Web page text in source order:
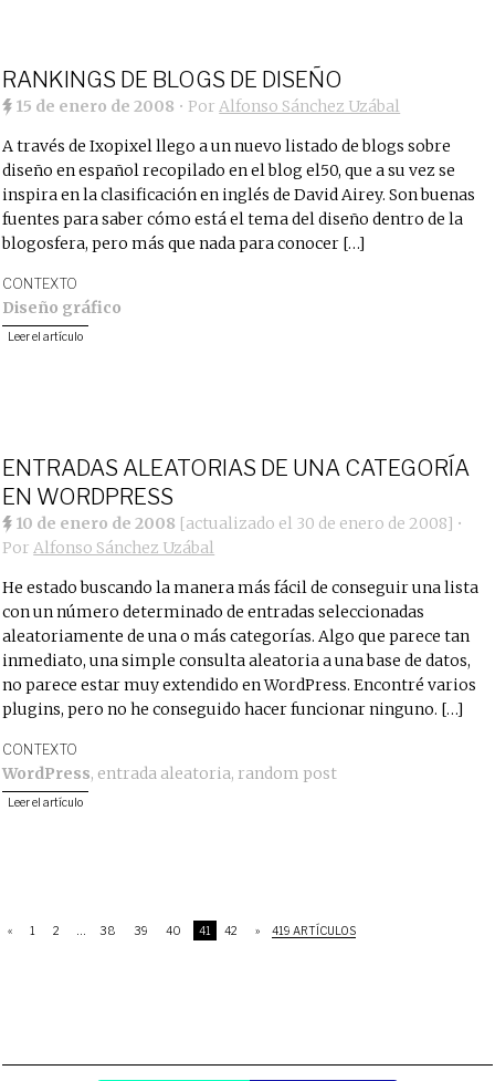
RANKINGS DE BLOGS DE DISEÑO
15 de enero de 2008 • PorAlfonso Sánchez Uzábal
A través de Ixopixel llego a un nuevo listado de blogs sobre
diseño en español recopilado en el blog el50, que a su vez se
inspira en la clasificación en inglés de David Airey. Son buenas
fuentes para saber cómo está el tema del diseño dentro de la
blogosfera, pero más que nada para conocer […]
CONTEXTO
Diseño gráfico
Leer el artículo
ENTRADAS ALEATORIAS DE UNA CATEGORÍA
EN WORDPRESS
10 de enero de 2008 [actualizado el 30 de enero de 2008] •
PorAlfonso Sánchez Uzábal
He estado buscando la manera más fácil de conseguir una lista
con un número determinado de entradas seleccionadas
aleatoriamente de una o más categorías. Algo que parece tan
inmediato, una simple consulta aleatoria a una base de datos,
no parece estar muy extendido en WordPress. Encontré varios
plugins, pero no he conseguido hacer funcionar ninguno. […]
CONTEXTO
WordPress, entrada aleatoria, random post
Leer el artículo
« 1 2 38 39 40 41 42 » 419 ARTÍCULOS